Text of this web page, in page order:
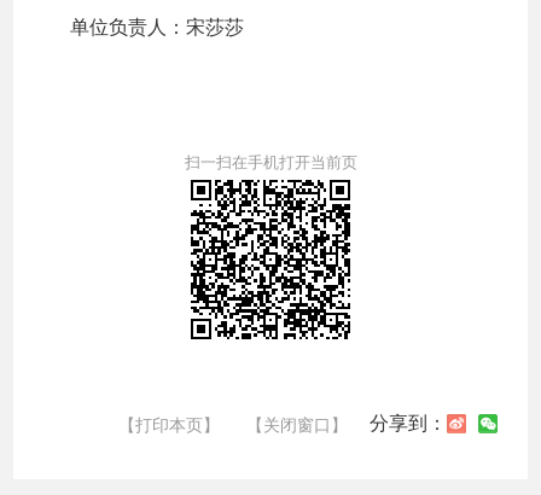
单位负责人：宋莎莎
扫一扫在手机打开当前页
【打印本页】 【关闭窗口】 分享到：